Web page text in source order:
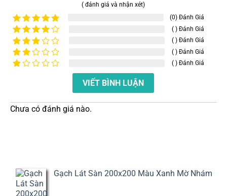
( đánh giá và nhận xét)
Được xếp
hạng55
sao
(0) Đánh Giá
Được
xếp
hạng 4
5 sao
( ) Đánh Giá
Được
xếp
hạng
( ) Đánh Giá
Được
( ) Đánh Giá
5
( ) Đánh Giá
VIẾT BÌNH LUẬN
Chưa có đánh giá nào.
Gạch Lát Sàn 200x200 Màu Xanh Mờ Nhám